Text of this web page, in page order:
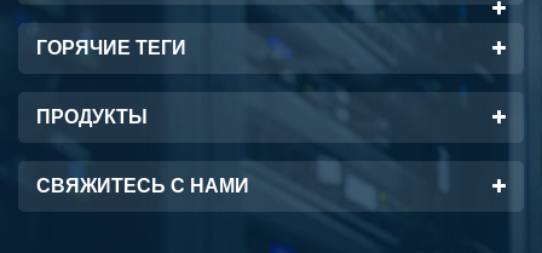
температура нижнего
конца корпуса (° C): 0
высокая температура
Диагностика: цифровой 5
ГОРЯЧИЕ ТЕГИ
ПРОДУКТЫ
СВЯЖИТЕСЬ С НАМИ